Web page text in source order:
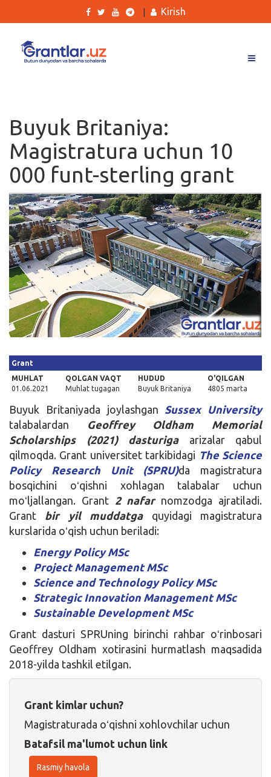
Ishlar
Kurslar
Blog
Yana
Qidirish
Kirish
Kirish
Buyuk Britaniya:
Magistratura uchun 10
000 funt-sterling grant
Grant
MUHLAT
01.06.2021
QOLGAN VAQT
Muhlat tugagan
HUDUD
Buyuk Britaniya
O'QILGAN
4805 marta
Buyuk Britaniyada joylashgan Sussex University
talabalardan
Geoffrey Oldham Memorial
Scholarships (2021) dasturigaarizalar qabul
qilmoqda. Grant universitet tarkibidagi The Science
Policy Research Unit (SPRU)da magistratura
bosqichini oʻqishni xohlagan talabalar uchun
moʻljallangan. Grant 2 nafarnomzodga ajratiladi.
Grant bir yil muddatga
quyidagi magistratura
kurslarida oʻqish uchun beriladi:
Energy Policy MSc
Project Management MSc
Science and Technology Policy MSc
Strategic Innovation Management MSc
Sustainable Development MSc
Grant dasturi SPRUning birinchi rahbar oʻrinbosari
Geoffrey Oldham xotirasini hurmatlash maqsadida
2018-yilda tashkil etilgan.
Grant kimlar uchun?
Magistraturada oʻqishni xohlovchilar uchun
Batafsil ma'lumot uchun link
Rasmiy havola